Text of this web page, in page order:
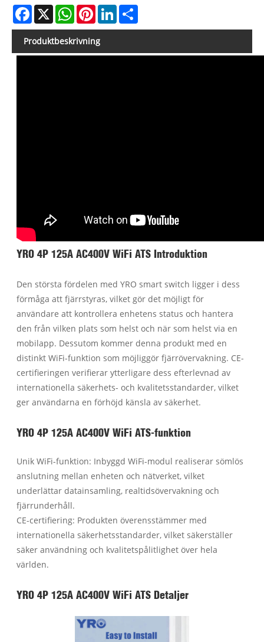
Facebook
X WhatsAppPinterestLinkedIn
Produktbeskrivning
YRO 4P 125A AC400V WiFi ATS Introduktion
Den största fördelen med YRO smart switch ligger i dess
förmåga att fjärrstyras, vilket gör det möjligt för
användare att kontrollera enhetens status och hantera
den från vilken plats som helst och när som helst via en
mobilapp. Dessutom kommer denna produkt med en
distinkt WiFi-funktion som möjliggör fjärrövervakning. CE-
certifieringen verifierar ytterligare dess efterlevnad av
internationella säkerhets- och kvalitetsstandarder, vilket
ger användarna en förhöjd känsla av säkerhet.
YRO 4P 125A AC400V WiFi ATS-funktion
Unik WiFi-funktion: Inbyggd WiFi-modul realiserar sömlös
anslutning mellan enheten och nätverket, vilket
underlättar datainsamling, realtidsövervakning och
fjärrunderhåll.
CE-certifiering: Produkten överensstämmer med
internationella säkerhetsstandarder, vilket säkerställer
säker användning och kvalitetspålitlighet över hela
världen.
YRO 4P 125A AC400V WiFi ATS Detaljer